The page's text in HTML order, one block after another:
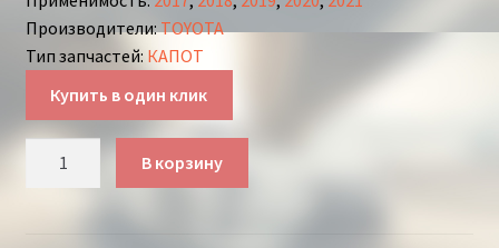
Производители:TOYOTA
Тип запчастей: КАПОТ
Купить в один клик
В корзину